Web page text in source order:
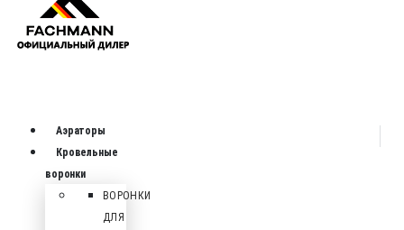
Аэраторы
Кровельные
воронки
ВОРОНКИ
ДЛЯ